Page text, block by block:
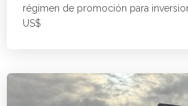
régimen de promoción para
US$